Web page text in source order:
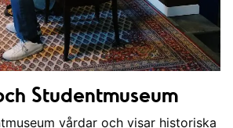
Studentmuseum
vårdar och visar historiska